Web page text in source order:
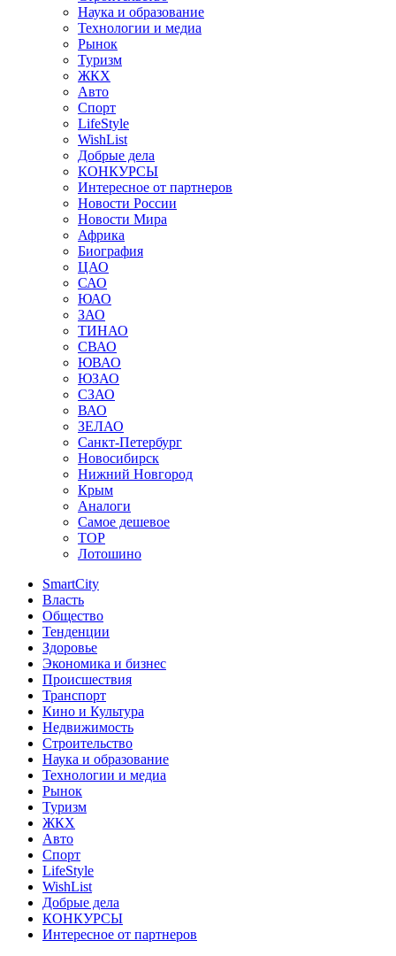
Наука и образование
Технологии и медиа
Рынок
Туризм
ЖКХ
Авто
Спорт
LifeStyle
WishList
Добрые дела
КОНКУРСЫ
Интересное от партнеров
Новости России
Новости Мира
Африка
Биография
ЦАО
САО
ЮАО
ЗАО
ТИНАО
СВАО
ЮВАО
ЮЗАО
СЗАО
ВАО
ЗЕЛАО
Санкт-Петербург
Новосибирск
Нижний Новгород
Крым
Аналоги
Самое дешевое
TOP
Лотошино
SmartCity
Власть
Общество
Тенденции
Здоровье
Экономика и бизнес
Происшествия
Транспорт
Кино и Культура
Недвижимость
Строительство
Наука и образование
Технологии и медиа
Рынок
Туризм
ЖКХ
Авто
Спорт
LifeStyle
WishList
Добрые дела
КОНКУРСЫ
Интересное от партнеров